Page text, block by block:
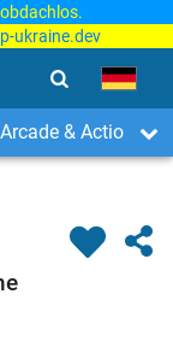
ukraine.dev
Arcade & Action